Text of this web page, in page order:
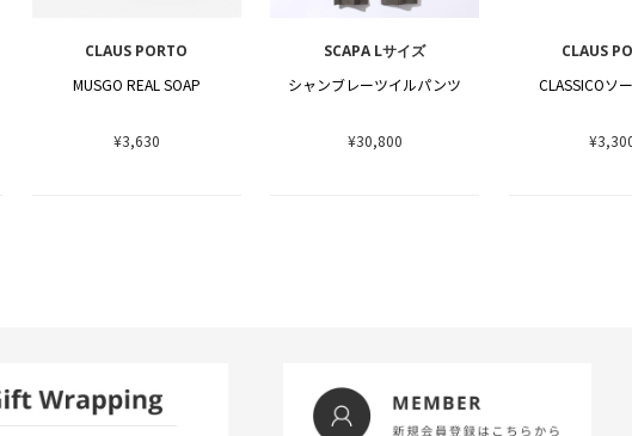
CLAUS PORTO
MUSGO REAL SOAP
¥3,630
SCAPA Lサイズ
シャンブレーツイルパンツ
¥30,800
CLAUS
CLASSICOソ